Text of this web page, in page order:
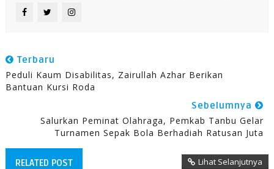
Terbaru
Peduli Kaum Disabilitas, Zairullah Azhar Berikan
Bantuan Kursi Roda
Sebelumnya
Salurkan Peminat Olahraga, Pemkab Tanbu Gelar
Turnamen Sepak Bola Berhadiah Ratusan Juta
RELATED POST Lihat Selanjutnya